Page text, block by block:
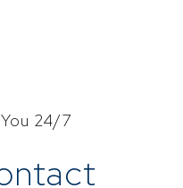
24/7